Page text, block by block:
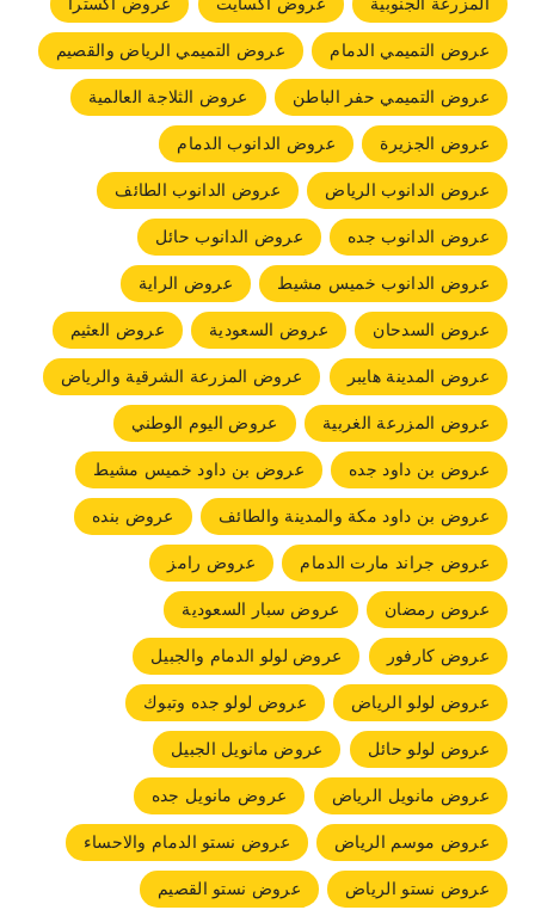
عروض التميمي الدمام
عروض التميمي الرياض والقصيم
عروض التميمي حفر الباطن
عروض الثلاجة العالمية
عروض الجزيرة
عروض الدانوب الدمام
عروض الدانوب الرياض
عروض الدانوب الطائف
عروض الدانوب جده
عروض الدانوب حائل
عروض الدانوب خميس مشيط
عروض الراية
عروض السدحان
عروض السعودية
عروض العثيم
عروض المدينة هايبر
عروض المزرعة الشرقية والرياض
عروض المزرعة الغربية
عروض اليوم الوطني
عروض بن داود جده
عروض بن داود خميس مشيط
عروض بن داود مكة والمدينة والطائف
عروض بنده
عروض جراند مارت الدمام
عروض رامز
عروض رمضان
عروض سبار السعودية
عروض كارفور
عروض لولو الدمام والجبيل
عروض لولو الرياض
عروض لولو جده وتبوك
عروض لولو حائل
عروض مانويل الجبيل
عروض مانويل الرياض
عروض مانويل جده
عروض موسم الرياض
عروض نستو الدمام والاحساء
عروض نستو الرياض
عروض نستو القصيم